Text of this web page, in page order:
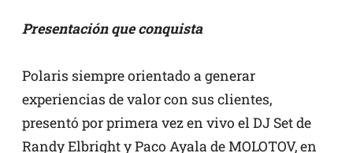
Presentación que conquista
Polaris siempre orientado a generar
experiencias de valor con sus clientes,
presentó por primera vez en vivo el DJ Set de
Randy Elbright y Paco Ayala de MOLOTOV, en